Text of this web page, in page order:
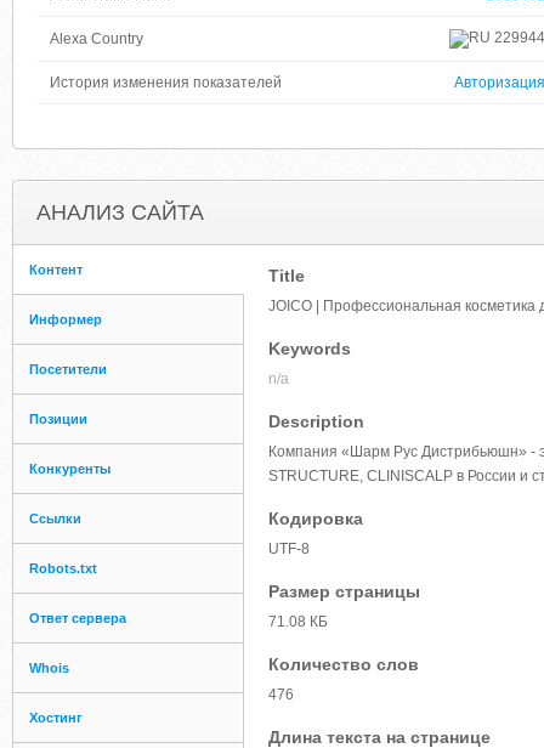
Alexa Country 229944
История изменения показателей Авторизация
АНАЛИЗ САЙТА
Контент
Информер
Посетители
Позиции
Конкуренты
Ссылки
Robots.txt
Ответ сервера
Whois
Хостинг
Title
JOICO | Профессиональная косметика
Keywords
n/a
Description
Компания «Шарм Рус Дистрибьюшн» -
STRUCTURE, CLINISCALP в России и
Кодировка
UTF-8
Размер страницы
71.08 КБ
Количество слов
476
Длина текста на странице